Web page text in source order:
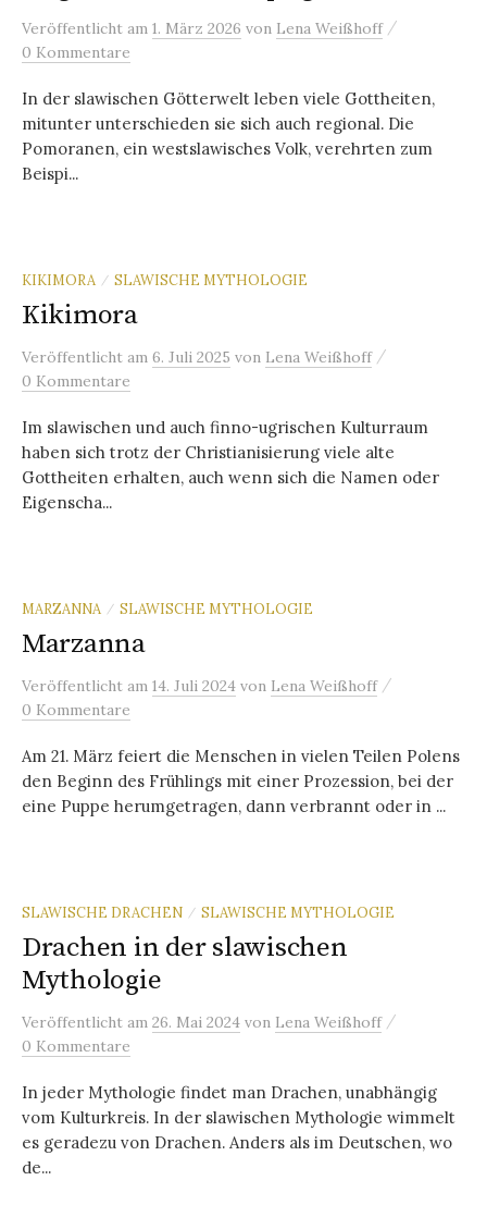
Veröffentlicht am 1. März 2026 von Lena Weißhoff /
0 Kommentare
In der slawischen Götterwelt leben viele Gottheiten,
mitunter unterschieden sie sich auch regional. Die
Pomoranen, ein westslawisches Volk, verehrten zum
Beispi...
KIKIMORA / SLAWISCHE MYTHOLOGIE
Kikimora
Veröffentlicht am 6. Juli 2025 von Lena Weißhoff /
0 Kommentare
Im slawischen und auch finno-ugrischen Kulturraum
haben sich trotz der Christianisierung viele alte
Gottheiten erhalten, auch wenn sich die Namen oder
Eigenscha...
MARZANNA / SLAWISCHE MYTHOLOGIE
Marzanna
Veröffentlicht am 14. Juli 2024 von Lena Weißhoff /
0 Kommentare
Am 21. März feiert die Menschen in vielen Teilen Polens
den Beginn des Frühlings mit einer Prozession, bei der
eine Puppe herumgetragen, dann verbrannt oder in ...
SLAWISCHE DRACHEN / SLAWISCHE MYTHOLOGIE
Drachen in der slawischen
Mythologie
Veröffentlicht am 26. Mai 2024 von Lena Weißhoff /
0 Kommentare
In jeder Mythologie findet man Drachen, unabhängig
vom Kulturkreis. In der slawischen Mythologie wimmelt
es geradezu von Drachen. Anders als im Deutschen, wo
de...